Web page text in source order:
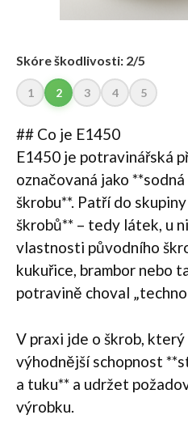
Skóre škodlivosti: 2/5
1 2 3 4 5
## Co je E1450
E1450 je potravinářská
označovaná jako
škrobu**. Patří do
škrobů** – tedy látek, u
vlastnosti původního
kukuřice, brambor nebo
potravině choval
V praxi jde o škrob, který
výhodnější schopnost
a tuku** a udržet
výrobku.